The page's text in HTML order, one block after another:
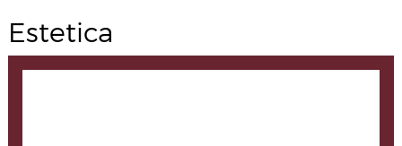
Estetica